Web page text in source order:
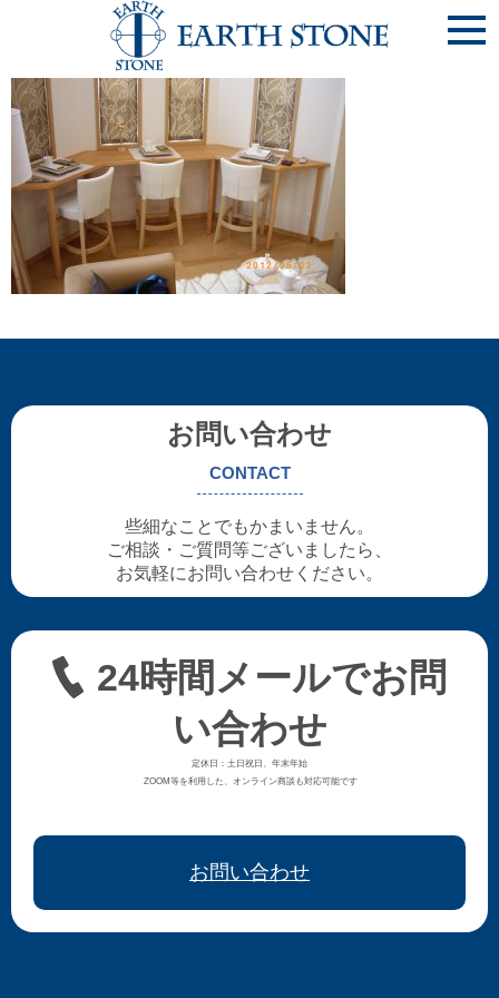
《ﾃﾞｽｸ-9-①》ｶｳﾝﾀｰﾃﾞｽｸ
お問い合わせ
CONTACT
些細なことでもかまいません。
ご相談・ご質問等ございましたら、
お気軽にお問い合わせください。
24時間メールでお問
い合わせ
定休日：土日祝日、年末年始
ZOOM等を利用した、オンライン商談も対応可能です
お問い合わせ